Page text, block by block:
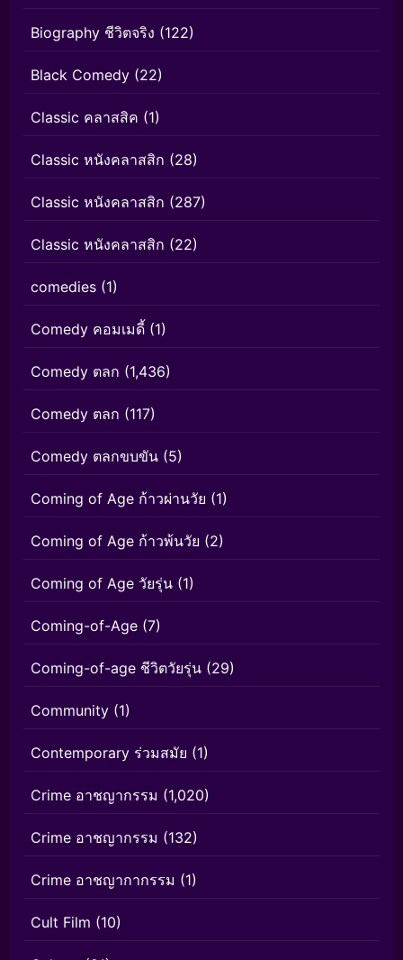
Biography ชีวิตจริง (122)
Black Comedy (22)
Classic คลาสสิค (1)
Classic หนังคลาสสิก (28)
Classic หนังคลาสสิก (287)
Classic หนังคลาสสิก (22)
comedies (1)
Comedy คอมเมดี้ (1)
Comedy ตลก (1,436)
Comedy ตลก (117)
Comedy ตลกขบขัน (5)
Coming of Age ก้าวผ่านวัย (1)
Coming of Age ก้าวพ้นวัย (2)
Coming of Age วัยรุ่น (1)
Coming-of-Age (7)
Coming-of-age ชีวิตวัยรุ่น (29)
Community (1)
Contemporary ร่วมสมัย (1)
Crime อาชญากรรม (1,020)
Crime อาชญากรรม (132)
Crime อาชญากากรรม (1)
Cult Film (10)